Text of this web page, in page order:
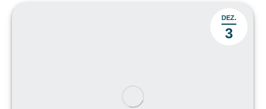
DEZ.
3